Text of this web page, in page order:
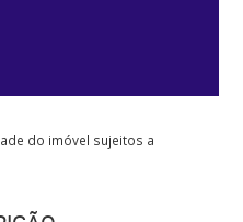
do imóvel sujeitos a